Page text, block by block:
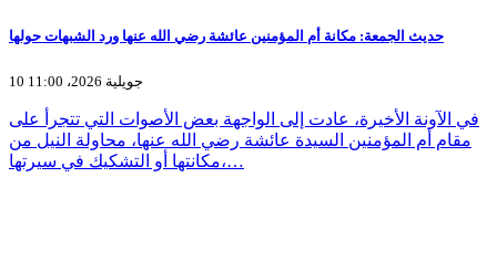
حديث الجمعة: مكانة أم المؤمنين عائشة رضي الله عنها ورد الشبهات حولها
10 جويلية 2026، 11:00
في الآونة الأخيرة، عادت إلى الواجهة بعض الأصوات التي تتجرأ على
مقام أم المؤمنين السيدة عائشة رضي الله عنها، محاولة النيل من
مكانتها أو التشكيك في سيرتها،…